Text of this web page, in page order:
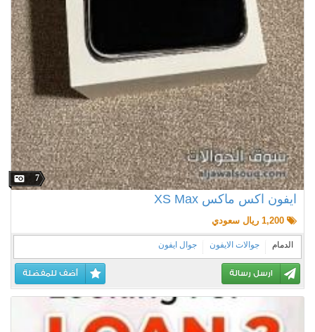
7
ايفون اكس ماكس XS Max
الدمام جوالات الايفون جوال ايفون
ارسل رسالة أضف للمفضلة